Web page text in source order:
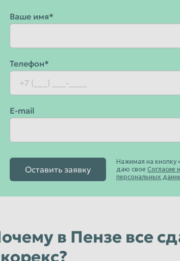
Чебоксары
Ваше имя*
Телефон*
E-mail
Оставить заявку
Нажимая на кнопку
даю свое Согласие
персональных
в Пензе все